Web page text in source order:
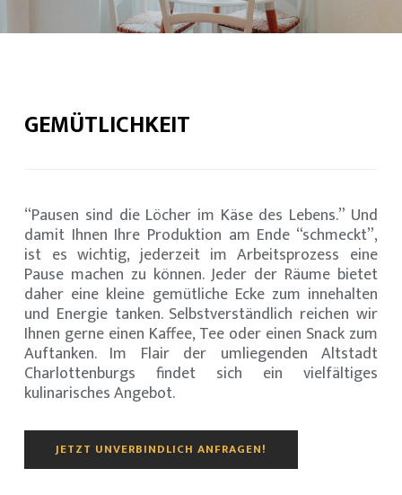
GEMÜTLICHKEIT
“Pausen sind die Löcher im Käse des Lebens.” Und
damit Ihnen Ihre Produktion am Ende “schmeckt”,
ist es wichtig, jederzeit im Arbeitsprozess eine
Pause machen zu können. Jeder der Räume bietet
daher eine kleine gemütliche Ecke zum innehalten
und Energie tanken. Selbstverständlich reichen wir
Ihnen gerne einen Kaffee, Tee oder einen Snack zum
Auftanken. Im Flair der umliegenden Altstadt
Charlottenburgs findet sich ein vielfältiges
kulinarisches Angebot.
JETZT UNVERBINDLICH ANFRAGEN!